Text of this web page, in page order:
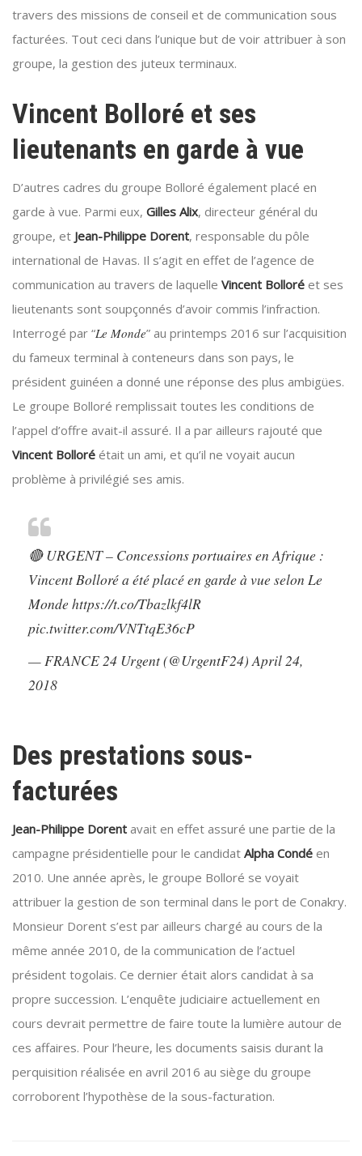
travers des missions de conseil et de communication sous
facturées. Tout ceci dans l’unique but de voir attribuer à son
groupe, la gestion des juteux terminaux.
Vincent Bolloré et ses
lieutenants en garde à vue
D’autres cadres du groupe Bolloré également placé en
garde à vue. Parmi eux, Gilles Alix, directeur général du
groupe, et Jean-Philippe Dorent, responsable du pôle
international de Havas. Il s’agit en effet de l’agence de
communication au travers de laquelle Vincent Bolloré et ses
lieutenants sont soupçonnés d’avoir commis l’infraction.
Interrogé par “Le Monde” au printemps 2016 sur l’acquisition
du fameux terminal à conteneurs dans son pays, le
président guinéen a donné une réponse des plus ambigües.
Le groupe Bolloré remplissait toutes les conditions de
l’appel d’offre avait-il assuré. Il a par ailleurs rajouté que
Vincent Bolloré était un ami, et qu’il ne voyait aucun
problème à privilégié ses amis.
🔴 URGENT – Concessions portuaires en Afrique :
Vincent Bolloré a été placé en garde à vue selon Le
Monde https://t.co/Tbazlkf4lR
pic.twitter.com/VNTtqE36cP
— FRANCE 24 Urgent (@UrgentF24)April 24,
2018
Des prestations sous-
facturées
Jean-Philippe Dorent avait en effet assuré une partie de la
campagne présidentielle pour le candidat Alpha Condé en
2010. Une année après, le groupe Bolloré se voyait
attribuer la gestion de son terminal dans le port de Conakry.
Monsieur Dorent s’est par ailleurs chargé au cours de la
même année 2010, de la communication de l’actuel
président togolais. Ce dernier était alors candidat à sa
propre succession. L’enquête judiciaire actuellement en
cours devrait permettre de faire toute la lumière autour de
ces affaires. Pour l’heure, les documents saisis durant la
perquisition réalisée en avril 2016 au siège du groupe
corroborent l’hypothèse de la sous-facturation.